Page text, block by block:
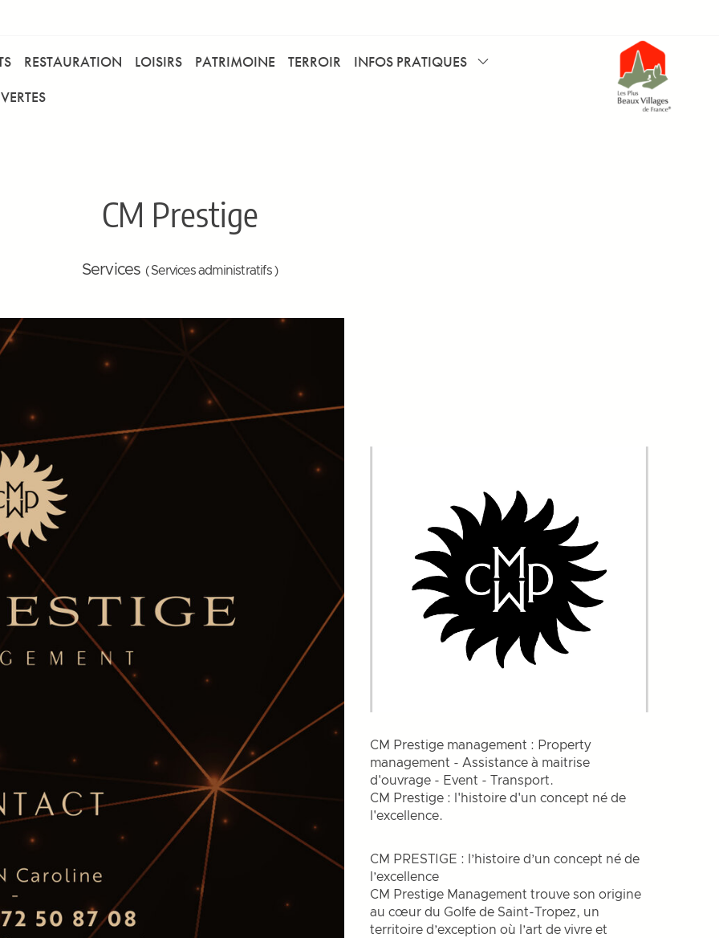
RESTAURATION LOISIRS PATRIMOINE TERROIR
INFOS PRATIQUES
CM Prestige
Services ( Services administratifs )
CM Prestige management : Property
management - Assistance à maitrise
d'ouvrage - Event - Transport.
CM Prestige : l'histoire d'un concept né de
l'excellence.
CM PRESTIGE : l’histoire d’un concept né de
l’excellence
CM Prestige Management trouve son origine
au cœur du Golfe de Saint-Tropez, un
territoire d’exception où l’art de vivre et